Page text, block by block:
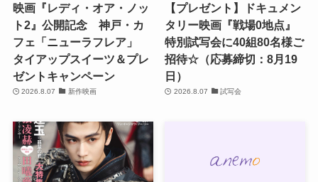
映画『レディ・オア・ノッ
ト2』公開記念 神戸・カ
フェ「ニューラフレア」
タイアップスイーツ＆プレ
ゼントキャンペーン
2026.8.07 新作映画
【プレゼント】ドキュメン
タリー映画『戦場0地点』
特別試写会に40組80名様ご
招待☆（応募締切：8月19
日）
2026.8.07 試写会